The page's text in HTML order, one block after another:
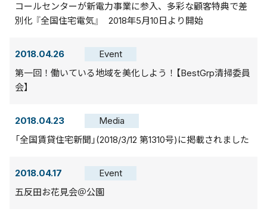
コールセンターが新電力事業に参入、多彩な顧客特典で差
別化 『全国住宅電気』 2018年5月10日より開始
2018.04.26
Event
第一回！働いている地域を美化しよう！【BestGrp清掃委員
会】
2018.04.23
Media
「全国賃貸住宅新聞」(2018/3/12 第1310号)に掲載されました
2018.04.17
Event
五反田お花見会＠公園